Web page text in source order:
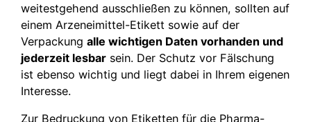
weitestgehend ausschließen zu können, sollten auf
einem Arzeneimittel-Etikett sowie auf der
Verpackungalle wichtigen Daten vorhanden und
jederzeit lesbar sein. Der Schutz vor Fälschung
ist ebenso wichtig und liegt dabei in Ihrem eigenen
Interesse.
Zur Bedruckung von Etiketten für die Pharma-